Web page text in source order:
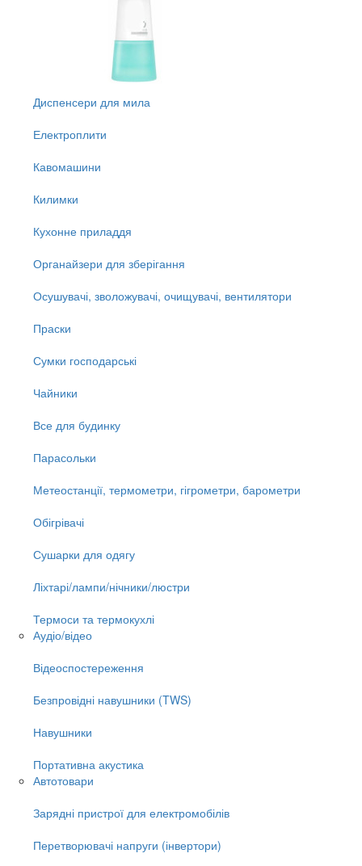
Диспенсери для мила
Електроплити
Кавомашини
Килимки
Кухонне приладдя
Органайзери для зберігання
Осушувачі, зволожувачі, очищувачі, вентилятори
Праски
Сумки господарські
Чайники
Все для будинку
Парасольки
Метеостанції, термометри, гігрометри, барометри
Обігрівачі
Сушарки для одягу
Ліхтарі/лампи/нічники/люстри
Термоси та термокухлі
Аудіо/відео
Відеоспостереження
Безпровідні навушники (TWS)
Навушники
Портативна акустика
Автотовари
Зарядні пристрої для електромобілів
Перетворювачі напруги (інвертори)